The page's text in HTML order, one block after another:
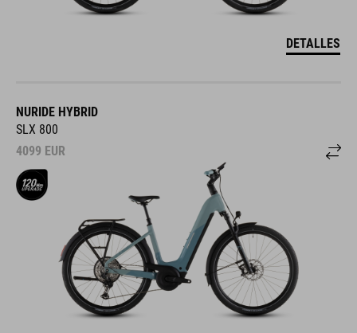
DETALLES
NURIDE HYBRID
SLX 800
4099 EUR